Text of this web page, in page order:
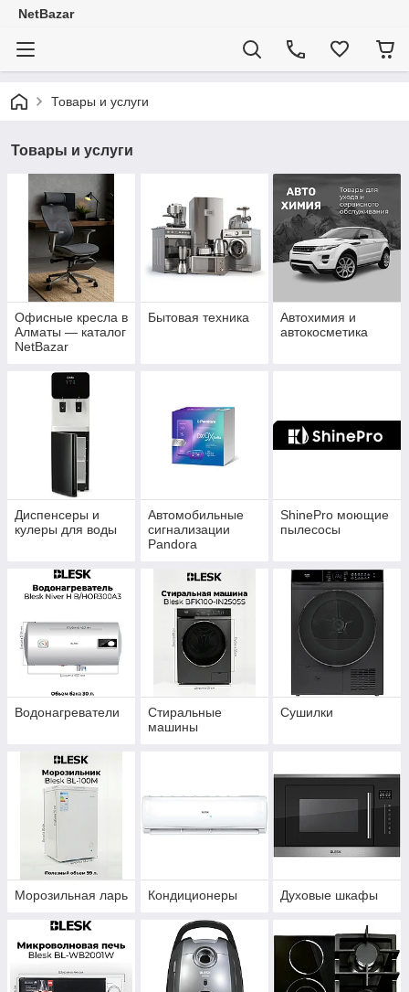
NetBazar
Товары и услуги
Товары и услуги
Офисные кресла в
Алматы — каталог
NetBazar
Бытовая техника
Автохимия и
автокосметика
Диспенсеры и
кулеры для воды
Автомобильные
сигнализации
Pandora
ShinePro моющие
пылесосы
Водонагреватели
Стиральные
машины
Сушилки
Морозильная ларь Кондиционеры Духовые шкафы